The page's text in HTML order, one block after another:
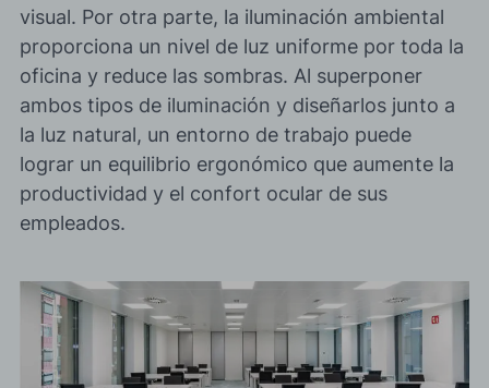
visual. Por otra parte, la iluminación ambiental
proporciona un nivel de luz uniforme por toda la
oficina y reduce las sombras. Al superponer
ambos tipos de iluminación y diseñarlos junto a
la luz natural, un entorno de trabajo puede
lograr un equilibrio ergonómico que aumente la
productividad y el confort ocular de sus
empleados.